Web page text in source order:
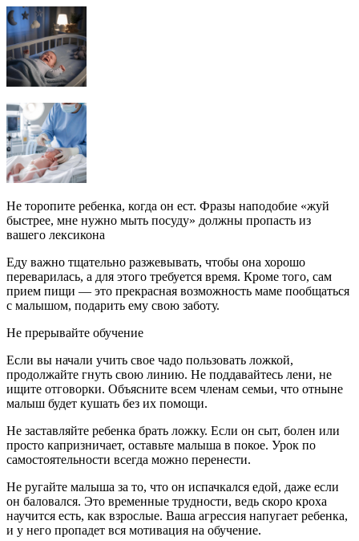
Не торопите ребенка, когда он ест. Фразы наподобие «жуй
быстрее, мне нужно мыть посуду» должны пропасть из
вашего лексикона
Еду важно тщательно разжевывать, чтобы она хорошо
переварилась, а для этого требуется время. Кроме того, сам
прием пищи — это прекрасная возможность маме пообщаться
с малышом, подарить ему свою заботу.
Не прерывайте обучение
Если вы начали учить свое чадо пользовать ложкой,
продолжайте гнуть свою линию. Не поддавайтесь лени, не
ищите отговорки. Объясните всем членам семьи, что отныне
малыш будет кушать без их помощи.
Не заставляйте ребенка брать ложку. Если он сыт, болен или
просто капризничает, оставьте малыша в покое. Урок по
самостоятельности всегда можно перенести.
Не ругайте малыша за то, что он испачкался едой, даже если
он баловался. Это временные трудности, ведь скоро кроха
научится есть, как взрослые. Ваша агрессия напугает ребенка,
и у него пропадет вся мотивация на обучение.